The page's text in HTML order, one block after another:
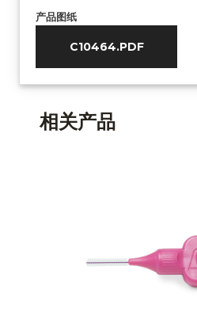
产品图纸
C10464.PDF
相关产品